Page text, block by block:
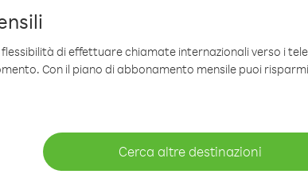
di effettuare chiamate internazionali verso i
Con il piano di abbonamento mensile puoi
Cerca altre destinazioni